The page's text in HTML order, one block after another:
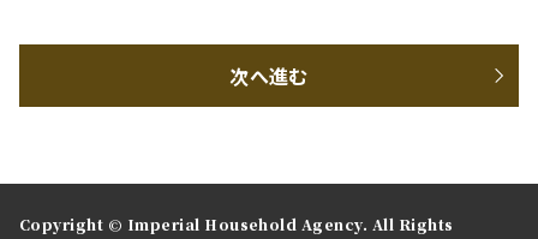
次へ進む
Copyright © Imperial Household Agency. All Rights